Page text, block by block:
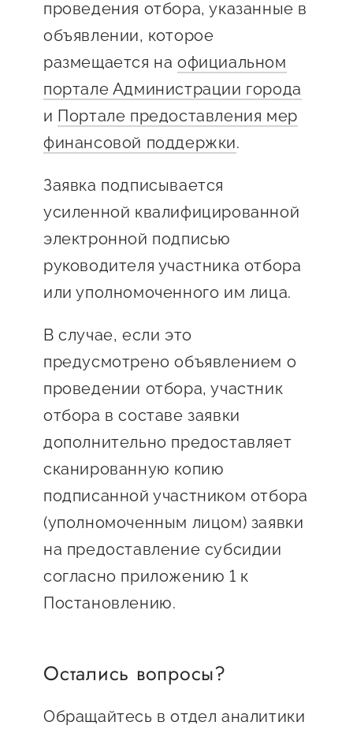
проведения отбора, указанные в
объявлении, которое
размещается наофициальном
портале Администрации города
и Портале предоставления мер
финансовой поддержки.
Заявка подписывается
усиленной квалифицированной
электронной подписью
руководителя участника отбора
или уполномоченного им лица.
В случае, если это
предусмотрено объявлением о
проведении отбора, участник
отбора в составе заявки
дополнительно предоставляет
сканированную копию
подписанной участником отбора
(уполномоченным лицом) заявки
на предоставление субсидии
согласно приложению 1 к
Постановлению.
Остались вопросы?
Обращайтесь в отдел аналитики